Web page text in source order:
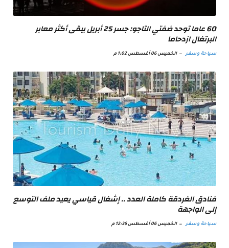
60 عاما توحد ضفتي التاجو: جسر 25 أبريل يبقى أكثر معابر
البرتغال ازدحاما
سياحة وسفر الخميس 06 أغسطس 1:02 م
فنادق الغردقة كاملة العدد .. إشغال قياسي يعيد ملف التوسع
إلى الواجهة
سياحة وسفر الخميس 06 أغسطس 12:36 م